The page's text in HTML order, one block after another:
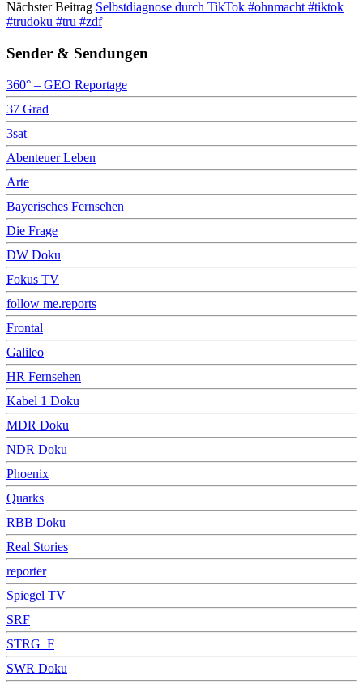
Nächster Beitrag Selbstdiagnose durch TikTok #ohnmacht #tiktok
#trudoku #tru #zdf
Sender & Sendungen
360° – GEO Reportage
37 Grad
3sat
Abenteuer Leben
Arte
Bayerisches Fernsehen
Die Frage
DW Doku
Fokus TV
follow me.reports
Frontal
Galileo
HR Fernsehen
Kabel 1 Doku
MDR Doku
NDR Doku
Phoenix
Quarks
RBB Doku
Real Stories
reporter
Spiegel TV
SRF
STRG_F
SWR Doku